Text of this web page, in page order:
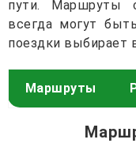
пути. Маршруты
всегда могут
поездки выбирает
Маршруты